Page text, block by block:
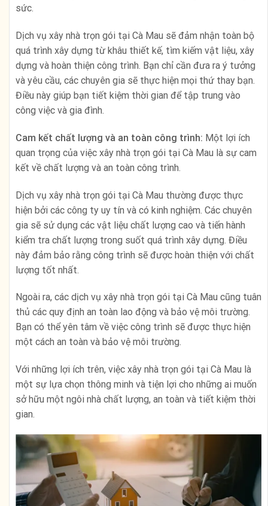
sức.
Dịch vụ xây nhà trọn gói tại Cà Mau sẽ đảm nhận toàn bộ
quá trình xây dựng từ khâu thiết kế, tìm kiếm vật liệu, xây
dựng và hoàn thiện công trình. Bạn chỉ cần đưa ra ý tưởng
và yêu cầu, các chuyên gia sẽ thực hiện mọi thứ thay bạn.
Điều này giúp bạn tiết kiệm thời gian để tập trung vào
công việc và gia đình.
Cam kết chất lượng và an toàn công trình: Một lợi ích
quan trọng của việc xây nhà trọn gói tại Cà Mau là sự cam
kết về chất lượng và an toàn công trình.
Dịch vụ xây nhà trọn gói tại Cà Mau thường được thực
hiện bởi các công ty uy tín và có kinh nghiệm. Các chuyên
gia sẽ sử dụng các vật liệu chất lượng cao và tiến hành
kiểm tra chất lượng trong suốt quá trình xây dựng. Điều
này đảm bảo rằng công trình sẽ được hoàn thiện với chất
lượng tốt nhất.
Ngoài ra, các dịch vụ xây nhà trọn gói tại Cà Mau cũng tuân
thủ các quy định an toàn lao động và bảo vệ môi trường.
Bạn có thể yên tâm về việc công trình sẽ được thực hiện
một cách an toàn và bảo vệ môi trường.
Với những lợi ích trên, việc xây nhà trọn gói tại Cà Mau là
một sự lựa chọn thông minh và tiện lợi cho những ai muốn
sở hữu một ngôi nhà chất lượng, an toàn và tiết kiệm thời
gian.